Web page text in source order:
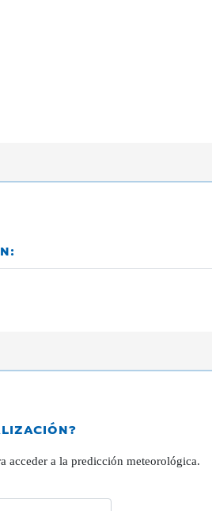
acceder a la predicción meteorológica.